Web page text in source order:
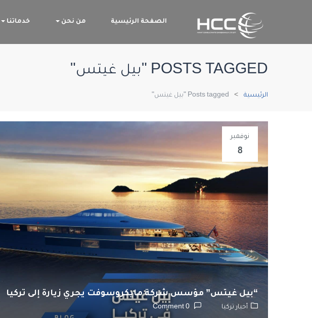
الصفحة الرئيسية من نحن خدماتنا
POSTS TAGGED "بيل غيتس"
الرئيسية Posts tagged "بيل غيتس"
نوفمبر
8
“بيل غيتس” مؤسس شركة مايكروسوفت يجري زيارة إلى تركيا
أخبار تركيا